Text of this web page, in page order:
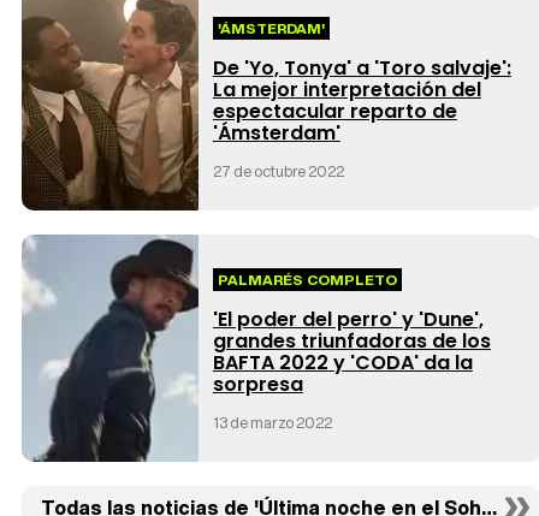
'ÁMSTERDAM'
De 'Yo, Tonya' a 'Toro salvaje':
La mejor interpretación del
espectacular reparto de
'Ámsterdam'
27 de octubre 2022
PALMARÉS COMPLETO
'El poder del perro' y 'Dune',
grandes triunfadoras de los
BAFTA 2022 y 'CODA' da la
sorpresa
13 de marzo 2022
Todas las noticias de 'Última noche en el Soho' (10)